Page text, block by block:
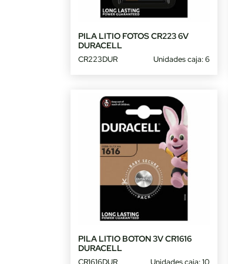
PILA LITIO FOTOS CR223 6V
DURACELL
CR223DUR Unidades caja: 6
PILA LITIO BOTON 3V CR1616
DURACELL